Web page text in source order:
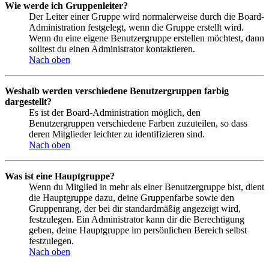
Wie werde ich Gruppenleiter?
Der Leiter einer Gruppe wird normalerweise durch die Board-
Administration festgelegt, wenn die Gruppe erstellt wird.
Wenn du eine eigene Benutzergruppe erstellen möchtest, dann
solltest du einen Administrator kontaktieren.
Nach oben
Weshalb werden verschiedene Benutzergruppen farbig
dargestellt?
Es ist der Board-Administration möglich, den
Benutzergruppen verschiedene Farben zuzuteilen, so dass
deren Mitglieder leichter zu identifizieren sind.
Nach oben
Was ist eine Hauptgruppe?
Wenn du Mitglied in mehr als einer Benutzergruppe bist, dient
die Hauptgruppe dazu, deine Gruppenfarbe sowie den
Gruppenrang, der bei dir standardmäßig angezeigt wird,
festzulegen. Ein Administrator kann dir die Berechtigung
geben, deine Hauptgruppe im persönlichen Bereich selbst
festzulegen.
Nach oben